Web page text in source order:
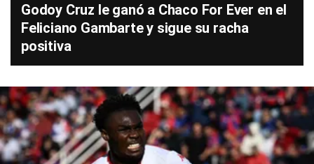
Godoy Cruz le ganó a Chaco For Ever en el
Feliciano Gambarte y sigue su racha
positiva